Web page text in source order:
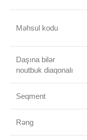
Məhsul kodu
Daşına bilər
noutbuk diaqonalı
Seqment
Rəng